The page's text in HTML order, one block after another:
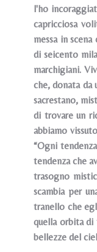
l'ho
capricciosa
messa in
di seicento
marchigiani.
che, donata da
sacrestano,
di trovare un
abbiamo
“Ogni
tendenza che
trasogno
scambia per
tranello che
quella orbita di
bellezze del